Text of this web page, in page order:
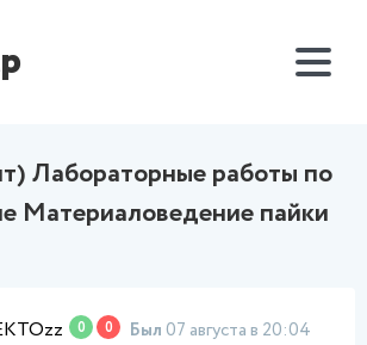
Лабораторные работы по
Материаловедение пайки
0 0 Был 07 августа в 20:04